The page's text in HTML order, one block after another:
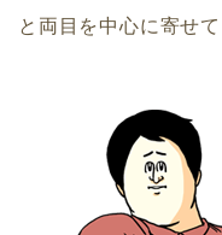
と両目を中心に寄せ